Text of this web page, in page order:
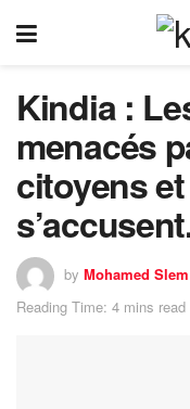
Kindia :
menacés
citoyens
by Mohamed
Reading Time: 4 mins read